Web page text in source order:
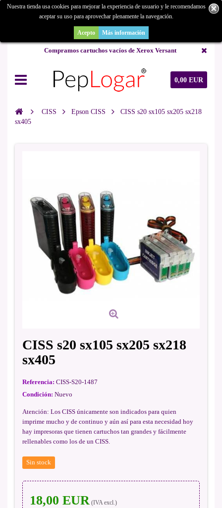
¿Buscas un repuesto de copiadora o buscas una de ocasión y no la
encuentras? Consúltanos.
Compramos cartuchos vacíos de Xerox Versant
0,00 EUR
Nuestra tienda usa cookies para mejorar la experiencia de usuario y le recomendamos
aceptar su uso para aprovechar plenamente la navegación.
Acepto Más información
CISS Epson CISS
CISS s20 sx105 sx205 sx218
sx405
CISS s20 sx105 sx205 sx218
sx405
Referencia: CISS-S20-1487
Condición: Nuevo
Atención: Los CISS únicamente son indicados para quien
imprime mucho y de continuo y aún así para esta necesidad hoy
hay impresoras que tienen cartuchos tan grandes y fácilmente
rellenables como los de un CISS.
Sin stock
18,00 EUR (IVA excl.)